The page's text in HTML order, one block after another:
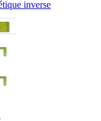
inverse